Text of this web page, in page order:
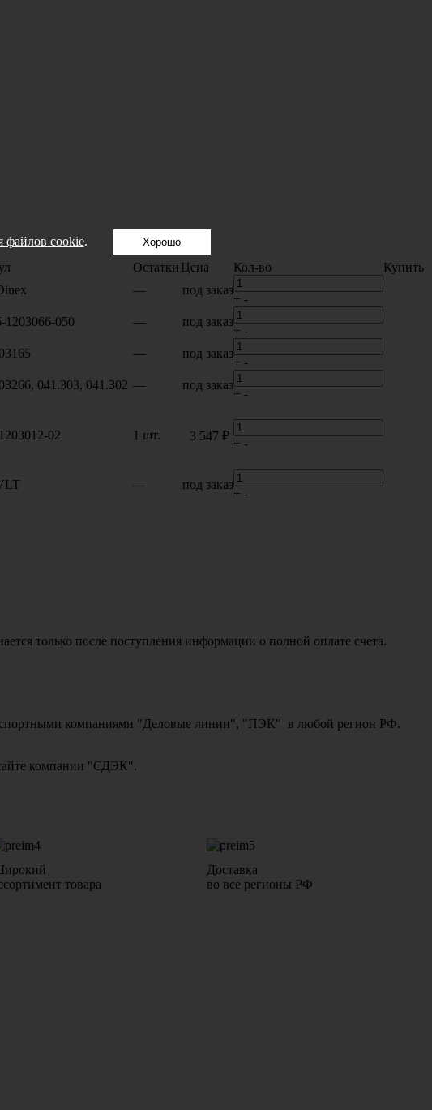
Остатки Цена Кол-во
Купить
— под заказ
+ -
1203066-050 — под заказ
+ -
— под заказ
+ -
041.303, 041.302 — под заказ
+ -
02 1 шт. 3 547 ₽
+ -
— под заказ
+ -
только после поступления информации о полной оплате счета.
компаниями "Деловые линии", "ПЭК" в любой регион РФ.
сайте компании "СДЭК".
товара
Доставка
во все регионы РФ
файлов cookie. Хорошо